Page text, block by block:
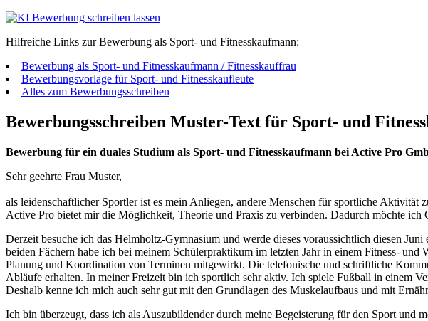
Hilfreiche Links zur Bewerbung als Sport- und Fitnesskaufmann:
Bewerbung als Sport- und Fitnesskaufmann / Fitnesskauffrau
Bewerbungsvorlage für Sport- und Fitnesskaufleute
Alles zum Bewerbungsschreiben
Bewerbungsschreiben Muster-Text für Sport- und
Bewerbung für ein duales Studium als Sport- und Fitnesskaufmann bei Active Pro
Sehr geehrte Frau Muster,
als leidenschaftlicher Sportler ist es mein Anliegen, andere Menschen für sportliche
Active Pro bietet mir die Möglichkeit, Theorie und Praxis zu verbinden. Dadurch möchte
Derzeit besuche ich das Helmholtz-Gymnasium und werde dieses voraussichtlich diesen
beiden Fächern habe ich bei meinem Schülerpraktikum im letzten Jahr in einem Fitness-
Planung und Koordination von Terminen mitgewirkt. Die telefonische und schriftliche
Abläufe erhalten. In meiner Freizeit bin ich sportlich sehr aktiv. Ich spiele Fußball in einem
Deshalb kenne ich mich auch sehr gut mit den Grundlagen des Muskelaufbaus und mit
Ich bin überzeugt, dass ich als Auszubildender durch meine Begeisterung für den Sport und